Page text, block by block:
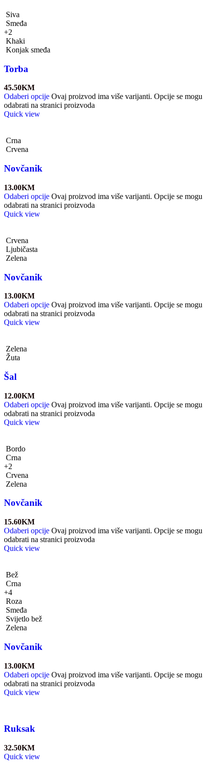
Siva
Smeđa
+2
Khaki
Konjak smeđa
Torba
45.50KM
Odaberi opcije Ovaj proizvod ima više varijanti. Opcije se mogu
odabrati na stranici proizvoda
Quick view
Crna
Crvena
Novčanik
13.00KM
Odaberi opcije Ovaj proizvod ima više varijanti. Opcije se mogu
odabrati na stranici proizvoda
Quick view
Crvena
Ljubičasta
Zelena
Novčanik
13.00KM
Odaberi opcije Ovaj proizvod ima više varijanti. Opcije se mogu
odabrati na stranici proizvoda
Quick view
Zelena
Žuta
Šal
12.00KM
Odaberi opcije Ovaj proizvod ima više varijanti. Opcije se mogu
odabrati na stranici proizvoda
Quick view
Bordo
Crna
+2
Crvena
Zelena
Novčanik
15.60KM
Odaberi opcije Ovaj proizvod ima više varijanti. Opcije se mogu
odabrati na stranici proizvoda
Quick view
Bež
Crna
+4
Roza
Smeđa
Svijetlo bež
Zelena
Novčanik
13.00KM
Odaberi opcije Ovaj proizvod ima više varijanti. Opcije se mogu
odabrati na stranici proizvoda
Quick view
Ruksak
32.50KM
Quick view